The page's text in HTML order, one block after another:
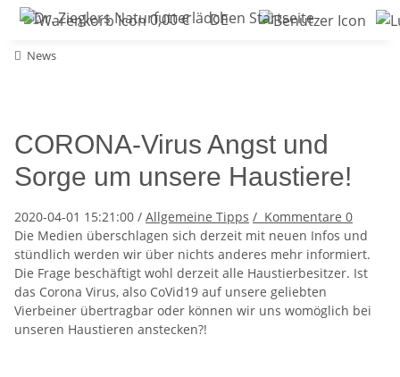
0,00 € DE
News
CORONA-Virus Angst und
Sorge um unsere Haustiere!
2020-04-01 15:21:00 / Allgemeine Tipps / Kommentare 0
Die Medien überschlagen sich derzeit mit neuen Infos und
stündlich werden wir über nichts anderes mehr informiert.
Die Frage beschäftigt wohl derzeit alle Haustierbesitzer. Ist
das Corona Virus, also CoVid19 auf unsere geliebten
Vierbeiner übertragbar oder können wir uns womöglich bei
unseren Haustieren anstecken?!